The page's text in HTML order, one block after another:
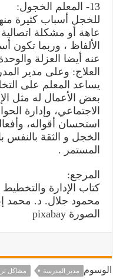
13- المعلم الخجول:
للخجل أسباب كثيرة
عاهة أو مشكلة
الألفاظ ، وربما تكون
عنه أيضا العزلة
العلاج: وعلى مدير
يساعد المعلم على
بعض الأعمال له مثل
الاجتماعي، وإدارة
استحسان أقواله،
الخجل و الثقة بالنفس
المستمر .
المرجع:
كتاب الإدارة
محمود جلال. د. محمد
الصورة pixabay
الوسوم مدير المدرسة مشاكل